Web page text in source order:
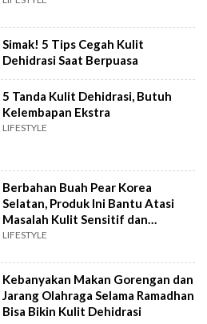
Simak! 5 Tips Cegah Kulit
Dehidrasi Saat Berpuasa
5 Tanda Kulit Dehidrasi, Butuh
Kelembapan Ekstra
LIFESTYLE
Berbahan Buah Pear Korea
Selatan, Produk Ini Bantu Atasi
Masalah Kulit Sensitif dan
Dehidrasi
LIFESTYLE
Kebanyakan Makan Gorengan dan
Jarang Olahraga Selama Ramadhan
Bisa Bikin Kulit Dehidrasi